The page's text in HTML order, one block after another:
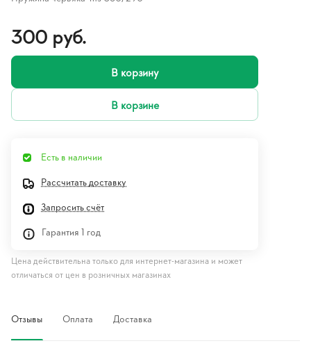
300 руб.
В корзину
В корзине
Есть в наличии
Рассчитать доставку
Запросить счёт
Гарантия 1 год
Цена действительна только для интернет-магазина и может
отличаться от цен в розничных магазинах
Отзывы Оплата Доставка